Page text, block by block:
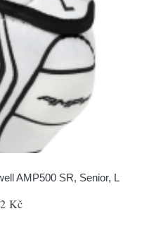
AMP500 SR, Senior, L
Kč